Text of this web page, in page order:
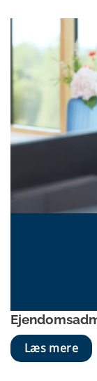
Læs mere